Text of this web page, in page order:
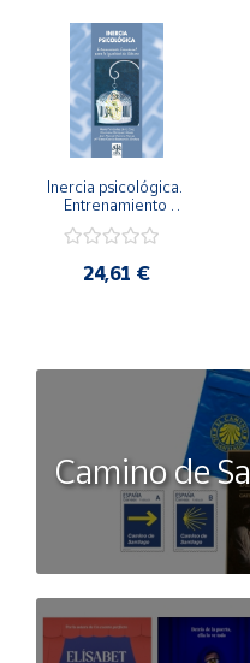
Inercia psicológica.
Entrenamiento
Igualdad de Género.
24,61 €
Camino de